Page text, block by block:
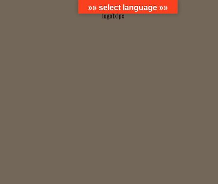
»» select language »»